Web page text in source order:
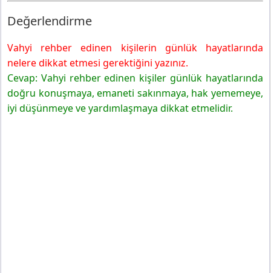
Değerlendirme
Vahyi rehber edinen kişilerin günlük hayatlarında
nelere dikkat etmesi gerektiğini yazınız.
Cevap: Vahyi rehber edinen kişiler günlük hayatlarında
doğru konuşmaya, emaneti sakınmaya, hak yememeye,
iyi düşünmeye ve yardımlaşmaya dikkat etmelidir.